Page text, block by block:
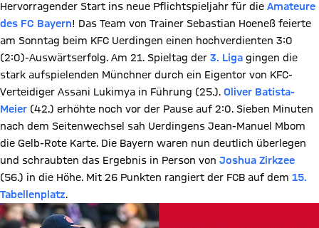
Hervorragender Start ins neue Pflichtspieljahr für die Amateure
des FC Bayern! Das Team von Trainer Sebastian Hoeneß feierte
am Sonntag beim KFC Uerdingen einen hochverdienten 3:0
(2:0)-Auswärtserfolg. Am 21. Spieltag der 3. Liga gingen die
stark aufspielenden Münchner durch ein Eigentor von KFC-
Verteidiger Assani Lukimya in Führung (25.). Oliver Batista-
Meier (42.) erhöhte noch vor der Pause auf 2:0. Sieben Minuten
nach dem Seitenwechsel sah Uerdingens Jean-Manuel Mbom
die Gelb-Rote Karte. Die Bayern waren nun deutlich überlegen
und schraubten das Ergebnis in Person von Joshua Zirkzee
(56.) in die Höhe. Mit 26 Punkten rangiert der FCB auf dem 15.
Tabellenplatz.